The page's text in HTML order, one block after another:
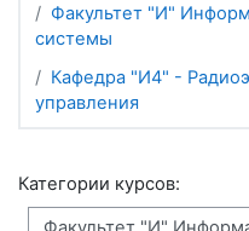
Факультет "И"
системы
Кафедра "И4" -
управления
Категории курсов: